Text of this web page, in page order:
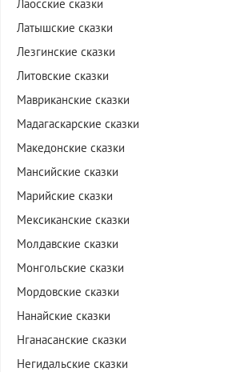
Лаосские сказки
Латышские сказки
Лезгинские сказки
Литовские сказки
Мавриканские сказки
Мадагаскарские сказки
Македонские сказки
Мансийские сказки
Марийские сказки
Мексиканские сказки
Молдавские сказки
Монгольские сказки
Мордовские сказки
Нанайские сказки
Нганасанские сказки
Негидальские сказки